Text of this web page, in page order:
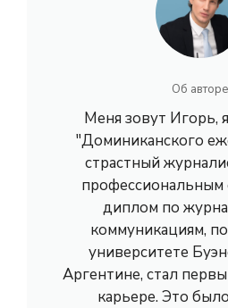
Об авторе
Меня зовут Игорь,
"Доминиканского
страстный
диплом по
коммуникациям,
университете
Аргентине, стал
карьере. Это